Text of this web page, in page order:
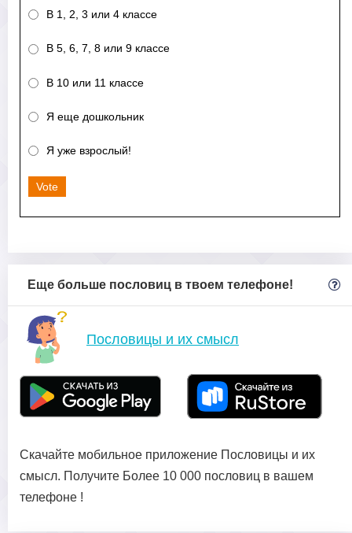
В 1, 2, 3 или 4 классе
В 5, 6, 7, 8 или 9 классе
В 10 или 11 классе
Я еще дошкольник
Я уже взрослый!
Vote
Еще больше пословиц в твоем телефоне!
Пословицы и их смысл
Скачайте мобильное приложение Пословицы и их
смысл. Получите Более 10 000 пословиц в вашем
телефоне !